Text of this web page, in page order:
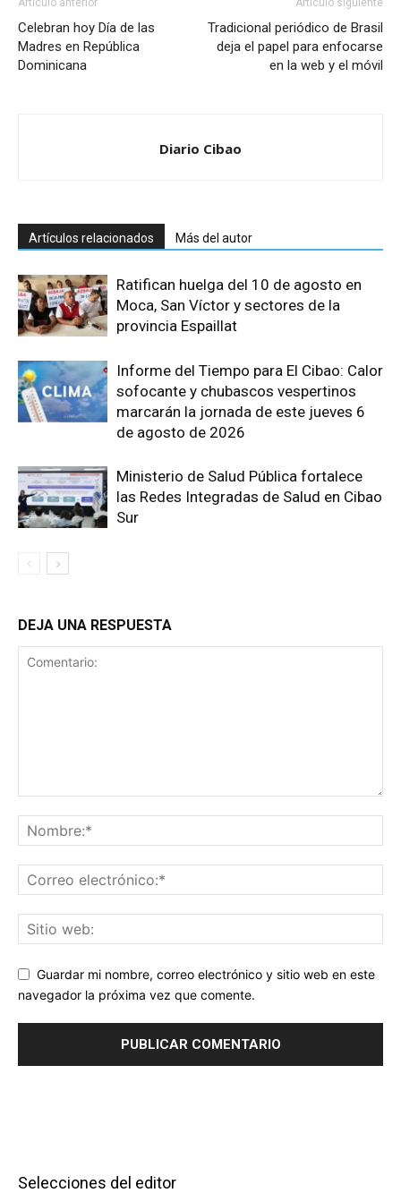
Artículo anterior
Celebran hoy Día de las
Madres en República
Dominicana
Artículo siguiente
Tradicional periódico de Brasil
deja el papel para enfocarse
en la web y el móvil
Diario Cibao
Artículos relacionados Más del autor
Ratifican huelga del 10 de agosto en
Moca, San Víctor y sectores de la
provincia Espaillat
Informe del Tiempo para El Cibao: Calor
sofocante y chubascos vespertinos
marcarán la jornada de este jueves 6
de agosto de 2026
Ministerio de Salud Pública fortalece
las Redes Integradas de Salud en Cibao
Sur
DEJA UNA RESPUESTA
Guardar mi nombre, correo electrónico y sitio web en este
navegador la próxima vez que comente.
Selecciones del editor